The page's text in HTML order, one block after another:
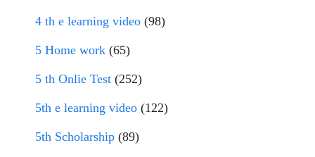
4 th e learning video (98)
5 Home work (65)
5 th Onlie Test (252)
5th e learning video (122)
5th Scholarship (89)